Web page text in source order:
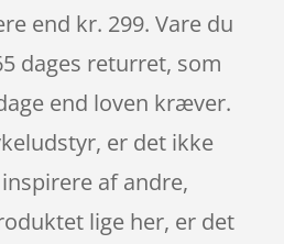
end kr. 299. Vare du
dages returret, som
end loven kræver.
er det ikke
af andre,
lige her, er det